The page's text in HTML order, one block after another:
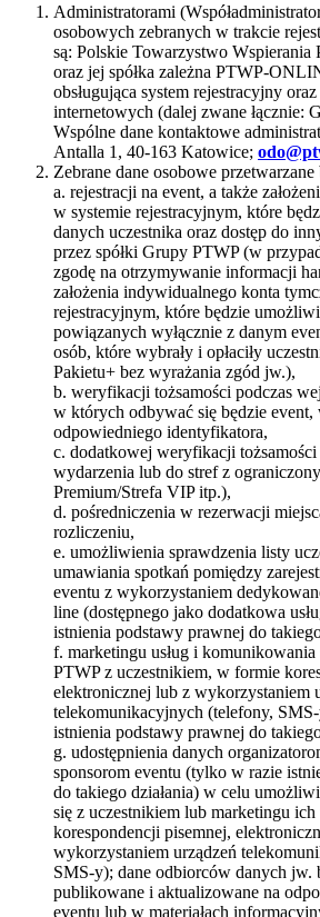
Administratorami
osobowych zebranych w trakcie
są: Polskie Towarzystwo Wspierania
oraz jej spółka zależna PTWP-
obsługująca system rejestracyjny
internetowych (dalej zwane łącznie:
Wspólne dane kontaktowe
Antalla 1, 40-163 Katowice;
Zebrane dane osobowe przetwarzane
a. rejestracji na event, a także
w systemie rejestracyjnym, które
danych uczestnika oraz dostęp do
przez spółki Grupy PTWP (w
zgodę na otrzymywanie informacji
założenia indywidualnego konta
rejestracyjnym, które będzie
powiązanych wyłącznie z danym
osób, które wybrały i opłaciły
Pakietu+ bez wyrażania zgód jw.),
b. weryfikacji tożsamości podczas
w których odbywać się będzie
odpowiedniego identyfikatora,
c. dodatkowej weryfikacji tożsamości
wydarzenia lub do stref z
Premium/Strefa VIP itp.),
d. pośredniczenia w rezerwacji
rozliczeniu,
e. umożliwienia sprawdzenia listy
umawiania spotkań pomiędzy
eventu z wykorzystaniem
line (dostępnego jako dodatkowa
istnienia podstawy prawnej do
f. marketingu usług i komunikowania
PTWP z uczestnikiem, w formie
elektronicznej lub z wykorzystaniem
telekomunikacyjnych (telefony,
istnienia podstawy prawnej do
g. udostępnienia danych
sponsorom eventu (tylko w razie
do takiego działania) w celu
się z uczestnikiem lub marketingu ich
korespondencji pisemnej,
wykorzystaniem urządzeń
SMS-y); dane odbiorców danych jw.
publikowane i aktualizowane na
eventu lub w materiałach